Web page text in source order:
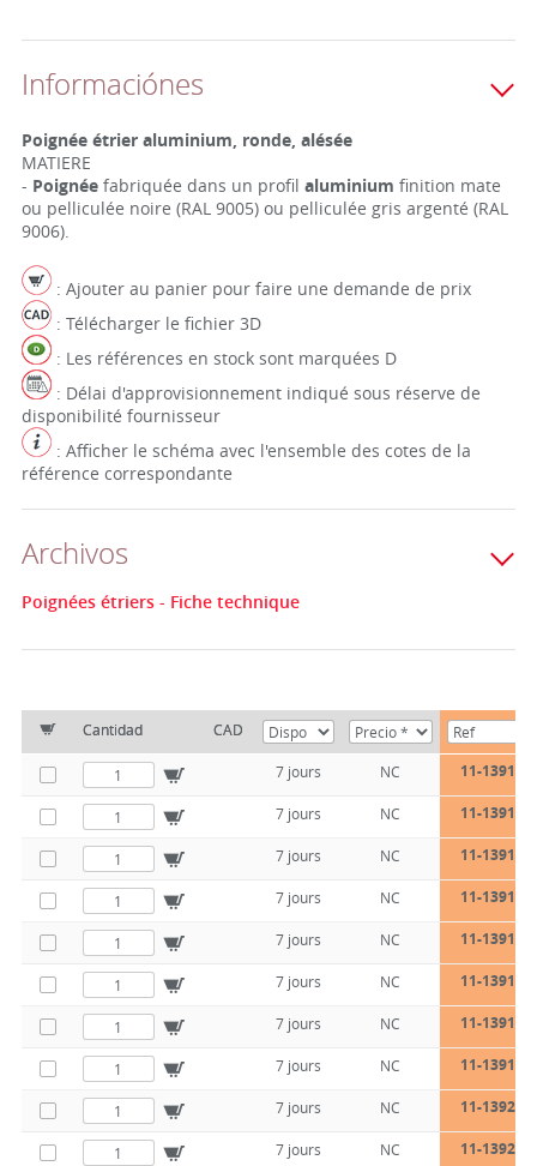
Informaciónes
Poignée étrier aluminium, ronde, alésée
MATIERE
- Poignéefabriquée dans un profil aluminium finition mate
ou pelliculée noire (RAL 9005) ou pelliculée gris argenté (RAL
9006).
: Ajouter au panier pour faire une demande de prix
: Télécharger le fichier 3D
: Les références en stock sont marquées D
: Délai d'approvisionnement indiqué sous réserve de
disponibilité fournisseur
: Afficher le schéma avec l'ensemble des cotes de la
référence correspondante
Archivos
Poignées étriers - Fiche technique
Cantidad CAD
7 jours NC 11-1391-
7 jours NC 11-1391-
7 jours NC 11-1391-
7 jours NC 11-1391-
7 jours NC 11-1391-
7 jours NC 11-1391-
7 jours NC 11-1391-
7 jours NC 11-1391-
7 jours NC 11-1392-
7 jours NC 11-1392-